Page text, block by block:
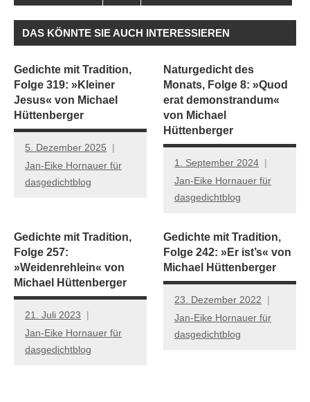
DAS KÖNNTE SIE AUCH INTERESSIEREN
Gedichte mit Tradition,
Folge 319: »Kleiner
Jesus« von Michael
Hüttenberger
5. Dezember 2025
Jan-Eike Hornauer für
dasgedichtblog
Naturgedicht des
Monats, Folge 8: »Quod
erat demonstrandum«
von Michael
Hüttenberger
1. September 2024
Jan-Eike Hornauer für
dasgedichtblog
Gedichte mit Tradition,
Folge 257:
»Weidenrehlein« von
Michael Hüttenberger
21. Juli 2023
Jan-Eike Hornauer für
dasgedichtblog
Gedichte mit Tradition,
Folge 242: »Er ist’s« von
Michael Hüttenberger
23. Dezember 2022
Jan-Eike Hornauer für
dasgedichtblog